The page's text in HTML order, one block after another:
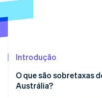
Veja como a Stripe
Assista agora
Introdução
O que são sobretaxas
Austrália?